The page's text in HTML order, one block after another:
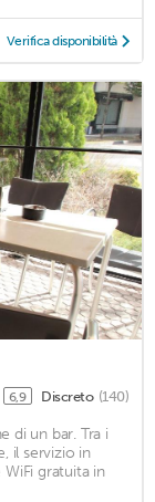
Verifica disponibilità
6,9 Discreto (140)
di un bar. Tra i
il servizio in
gratuita in